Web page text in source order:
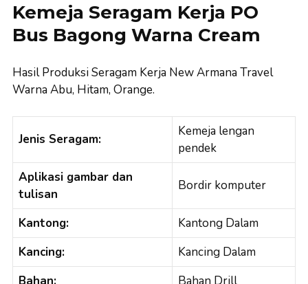
Kemeja Seragam Kerja PO
Bus Bagong Warna Cream
Hasil Produksi Seragam Kerja New Armana Travel
Warna Abu, Hitam, Orange.
Jenis Seragam:
Kemeja lengan
pendek
Aplikasi gambar dan
tulisan
Bordir komputer
Kantong:
Kantong Dalam
Kancing:
Kancing Dalam
Bahan:
Bahan Drill